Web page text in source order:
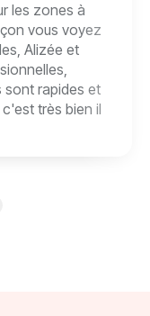
les zones à
vous voyez
Alizée et
sont rapides et
très bien il